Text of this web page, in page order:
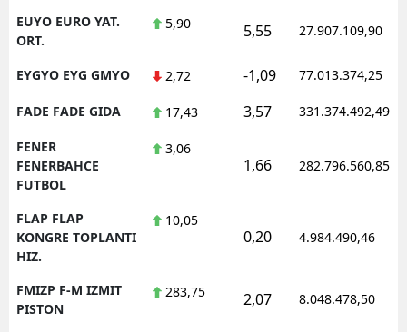
EUYO EURO YAT.
ORT.
5,90 5,55 27.907.109,90
EYGYO EYG GMYO 2,72 -1,09 77.013.374,25
FADE FADE GIDA 17,43 3,57 331.374.492,49
FENER
FENERBAHCE
FUTBOL
3,06
1,66 282.796.560,85
FLAP FLAP
KONGRE TOPLANTI
HIZ.
10,05
0,20 4.984.490,46
FMIZP F-M IZMIT
PISTON
283,75 2,07 8.048.478,50